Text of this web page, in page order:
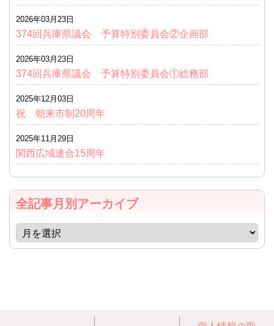
2026年03月23日
374回兵庫県議会 予算特別委員会②企画部
2026年03月23日
374回兵庫県議会 予算特別委員会①総務部
2025年12月03日
祝 朝来市制20周年
2025年11月29日
関西広域連合15周年
全記事月別アーカイブ